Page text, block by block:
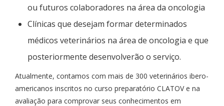
ou futuros colaboradores na área da oncologia
Clínicas que desejam formar determinados
médicos veterinários na área de oncologia e que
posteriormente desenvolverão o serviço.
Atualmente, contamos com mais de 300 veterinários ibero-
americanos inscritos no curso preparatório CLATOV e na
avaliação para comprovar seus conhecimentos em